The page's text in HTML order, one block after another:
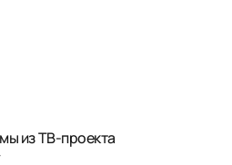
из ТВ-проекта